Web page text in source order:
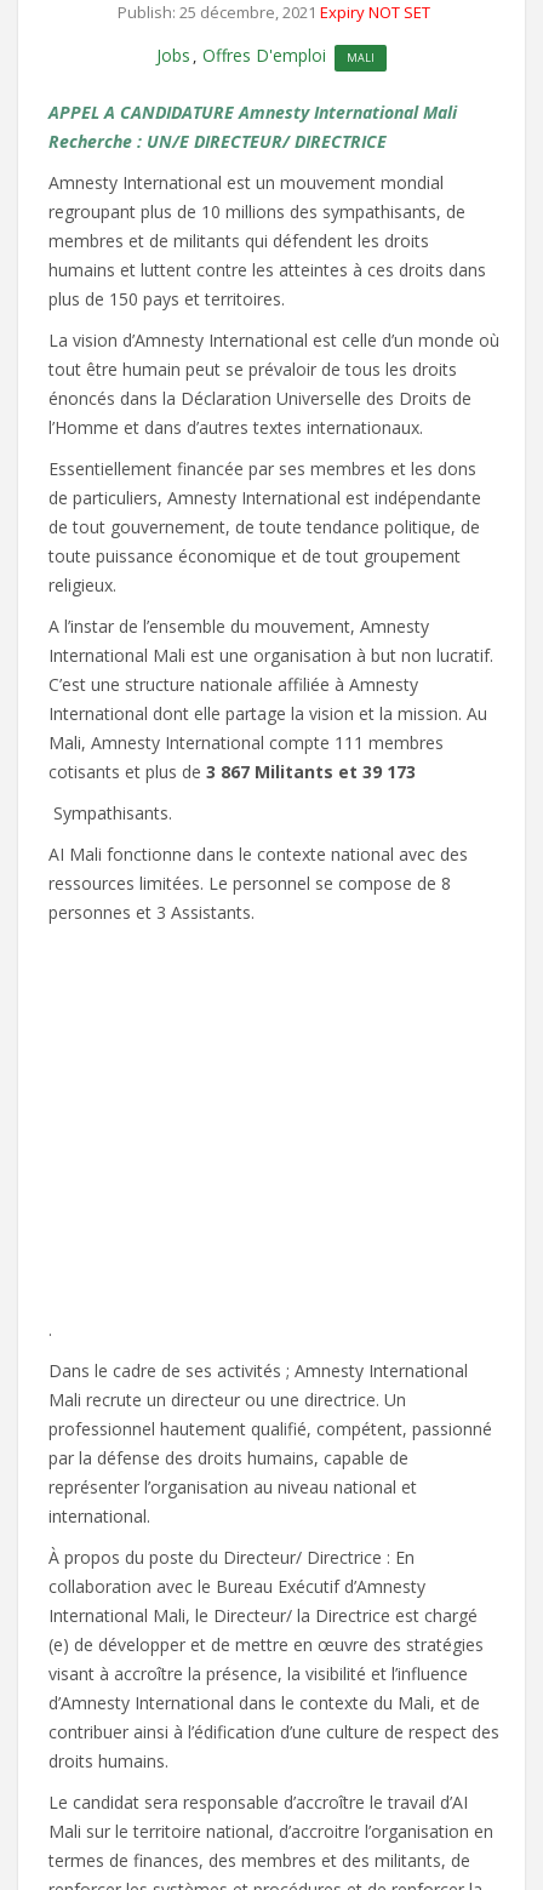
Publish: 25 décembre, 2021 Expiry NOT SET
Jobs Offres D'emploi MALI
APPEL A CANDIDATURE Amnesty International Mali
Recherche : UN/E DIRECTEUR/ DIRECTRICE
Amnesty International est un mouvement mondial
regroupant plus de 10 millions des sympathisants, de
membres et de militants qui défendent les droits
humains et luttent contre les atteintes à ces droits dans
plus de 150 pays et territoires.
La vision d’Amnesty International est celle d’un monde où
tout être humain peut se prévaloir de tous les droits
énoncés dans la Déclaration Universelle des Droits de
l’Homme et dans d’autres textes internationaux.
Essentiellement financée par ses membres et les dons
de particuliers, Amnesty International est indépendante
de tout gouvernement, de toute tendance politique, de
toute puissance économique et de tout groupement
religieux.
A l’instar de l’ensemble du mouvement, Amnesty
International Mali est une organisation à but non lucratif.
C’est une structure nationale affiliée à Amnesty
International dont elle partage la vision et la mission. Au
Mali, Amnesty International compte 111 membres
cotisants et plus de 3 867 Militants et 39 173
Sympathisants.
AI Mali fonctionne dans le contexte national avec des
ressources limitées. Le personnel se compose de 8
personnes et 3 Assistants.
.
Dans le cadre de ses activités ; Amnesty International
Mali recrute un directeur ou une directrice. Un
professionnel hautement qualifié, compétent, passionné
par la défense des droits humains, capable de
représenter l’organisation au niveau national et
international.
À propos du poste du Directeur/ Directrice : En
collaboration avec le Bureau Exécutif d’Amnesty
International Mali, le Directeur/ la Directrice est chargé
(e) de développer et de mettre en œuvre des stratégies
visant à accroître la présence, la visibilité et l’influence
d’Amnesty International dans le contexte du Mali, et de
contribuer ainsi à l’édification d’une culture de respect des
droits humains.
Le candidat sera responsable d’accroître le travail d’AI
Mali sur le territoire national, d’accroitre l’organisation en
termes de finances, des membres et des militants, de